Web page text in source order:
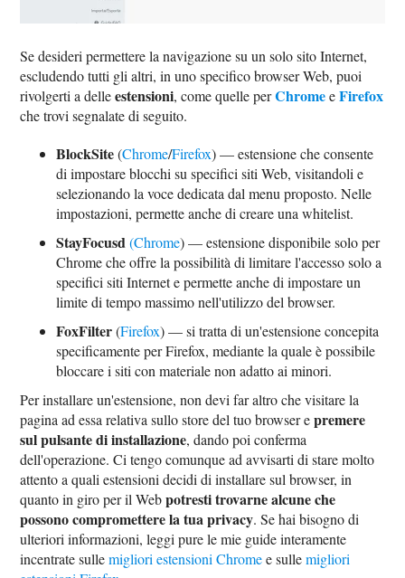
Se desideri permettere la navigazione su un solo sito Internet,
escludendo tutti gli altri, in uno specifico browser Web, puoi
rivolgerti a delleestensioni, come quelle perChromeeFirefox
che trovi segnalate di seguito.
BlockSite(Chrome/Firefox) — estensione che consente
di impostare blocchi su specifici siti Web, visitandoli e
selezionando la voce dedicata dal menu proposto. Nelle
impostazioni, permette anche di creare una whitelist.
StayFocusd (Chrome) — estensione disponibile solo per
Chrome che offre la possibilità di limitare l'accesso solo a
specifici siti Internet e permette anche di impostare un
limite di tempo massimo nell'utilizzo del browser.
FoxFilter(Firefox) — si tratta di un'estensione concepita
specificamente per Firefox, mediante la quale è possibile
bloccare i siti con materiale non adatto ai minori.
Per installare un'estensione, non devi far altro che visitare la
pagina ad essa relativa sullo store del tuo browser epremere
sul pulsante di installazione, dando poi conferma
dell'operazione. Ci tengo comunque ad avvisarti di stare molto
attento a quali estensioni decidi di installare sul browser, in
quanto in giro per il Webpotresti trovarne alcune che
possono compromettere la tua privacy. Se hai bisogno di
ulteriori informazioni, leggi pure le mie guide interamente
incentrate sullemigliori estensioni Chromee sullemigliori